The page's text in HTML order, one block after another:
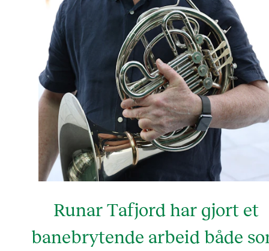
Runar Tafjord har gjort et
banebrytende arbeid både